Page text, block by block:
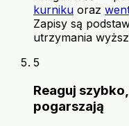
kurniku oraz
Zapisy są
utrzymania
5
Reaguj
pogarszają